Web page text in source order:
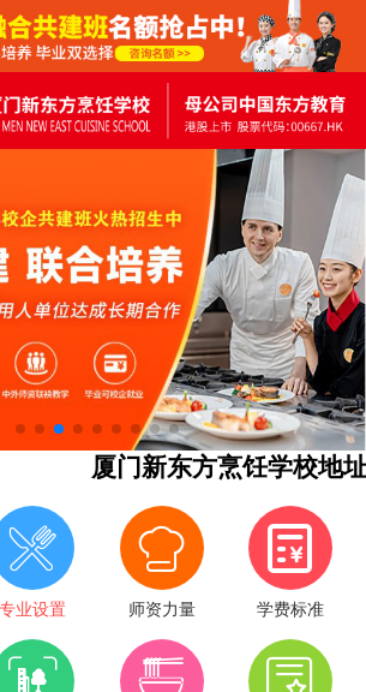
厦门新东方烹饪学校地址：
专业设置 师资力量 学费标准